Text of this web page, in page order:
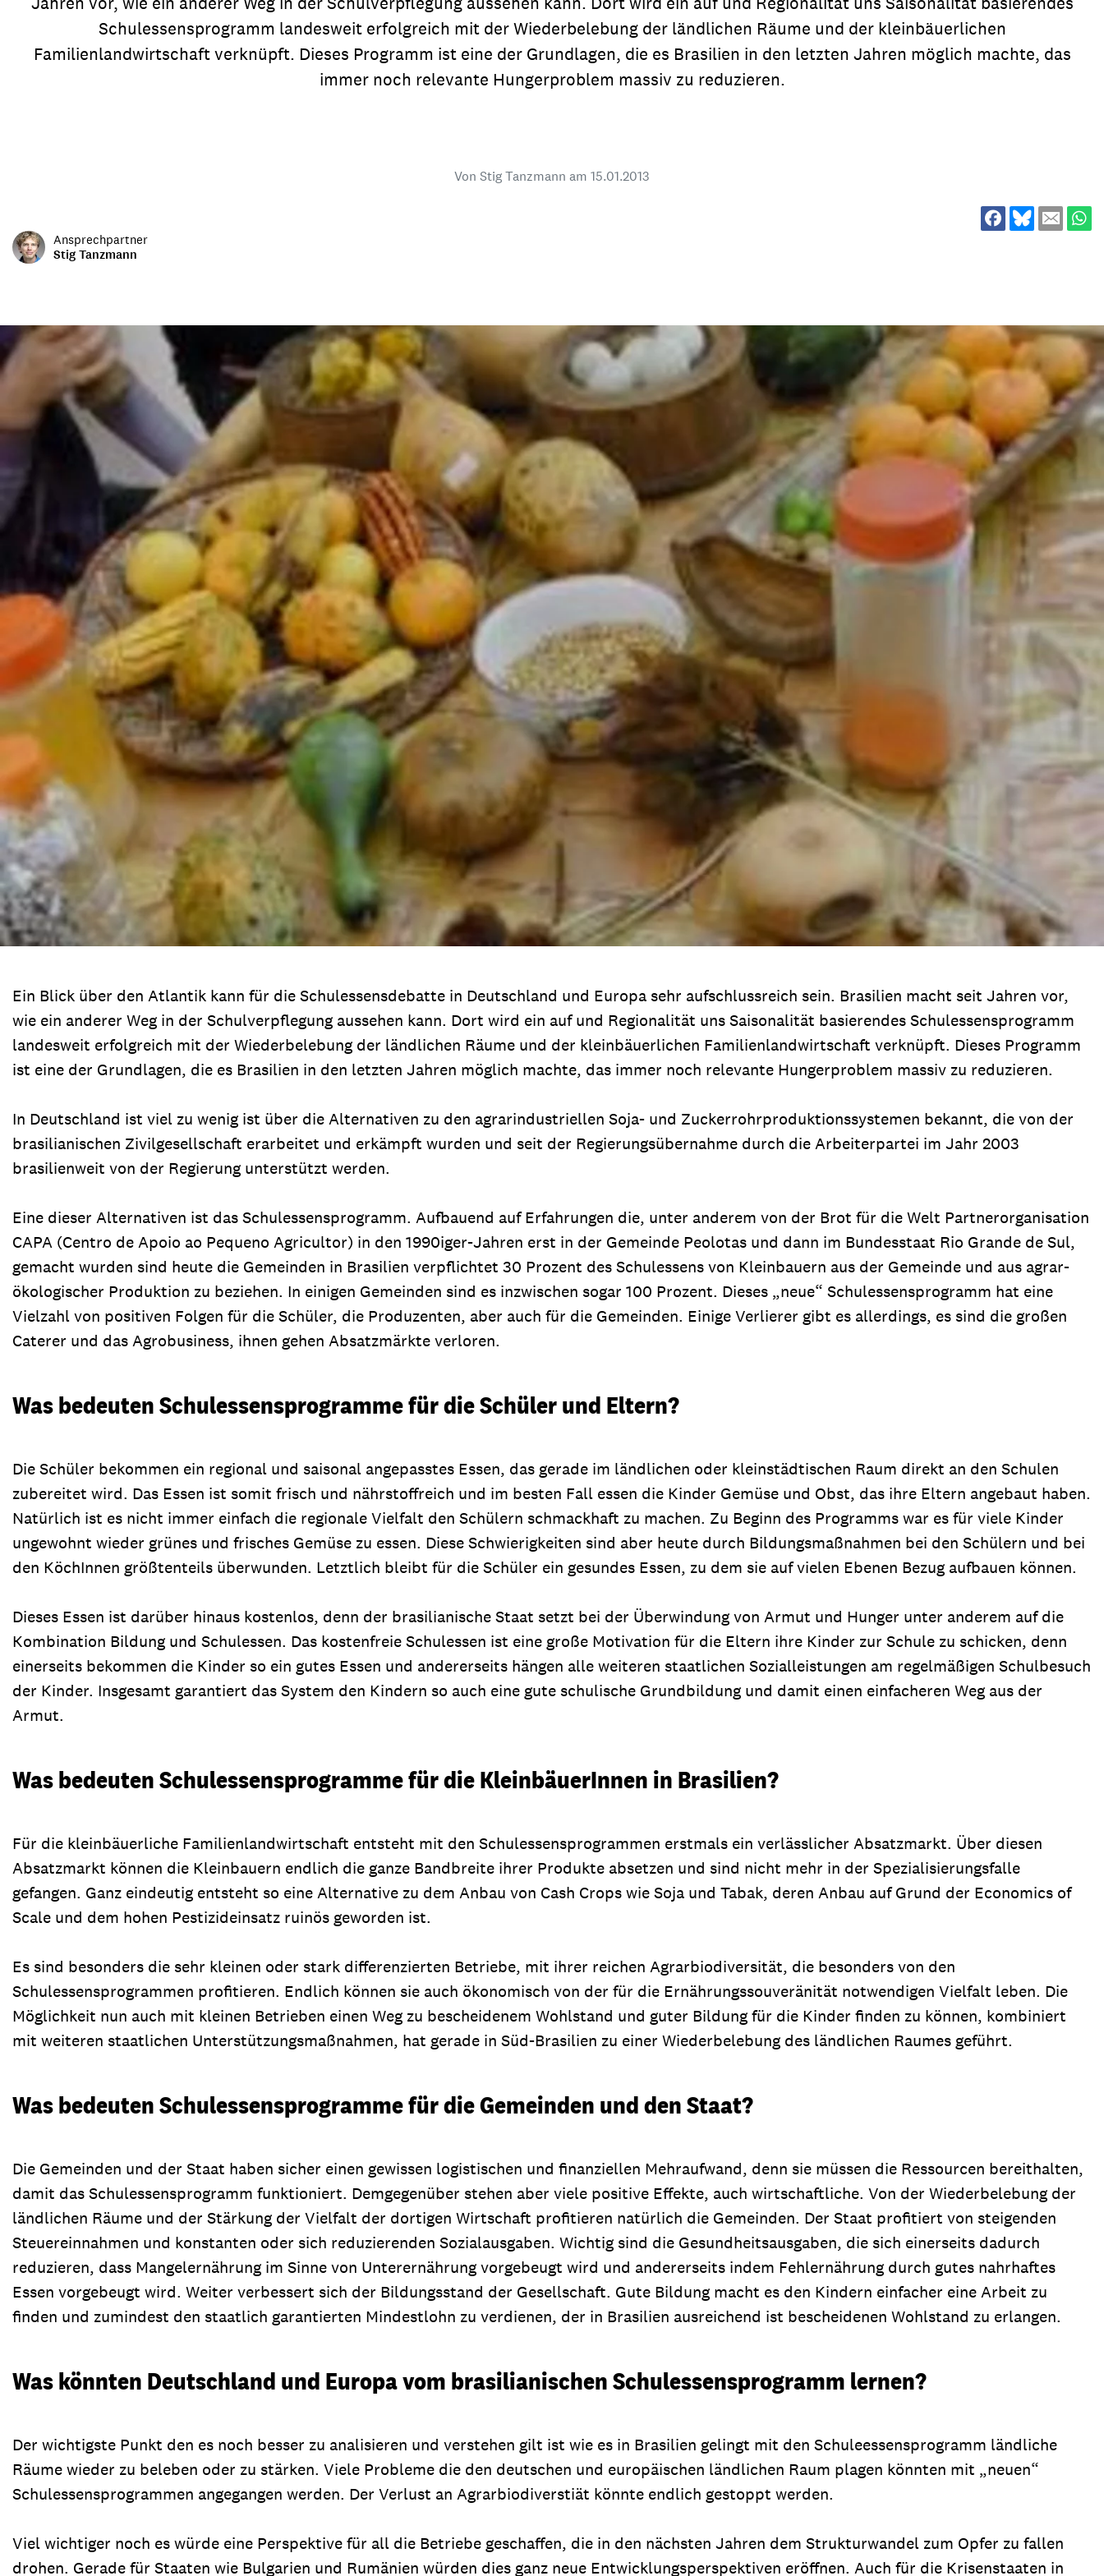
Transparenz & Jahresbericht
Stipendien
Klimawandel
Armut
Weitere Spendenmöglichkeiten
Geschenke
Inlandsförderung
Brot für die Welt-Jugend
Jugend & Konfirmation
Ehrenamt & Mitmachen
Regionale Kontakte
Projektmaterial
Schulessensprogramm landesweit erfolgreich mit der Wiederbelebung der ländlichen Räume und der kleinbäuerlichen
Familienlandwirtschaft verknüpft. Dieses Programm ist eine der Grundlagen, die es Brasilien in den letzten Jahren möglich machte, das
immer noch relevante Hungerproblem massiv zu reduzieren.
Von Stig Tanzmann am 15.01.2013
Ansprechpartner
Stig Tanzmann
Ein Blick über den Atlantik kann für die Schulessensdebatte in Deutschland und Europa sehr aufschlussreich sein. Brasilien macht seit Jahren vor,
wie ein anderer Weg in der Schulverpflegung aussehen kann. Dort wird ein auf und Regionalität uns Saisonalität basierendes Schulessensprogramm
landesweit erfolgreich mit der Wiederbelebung der ländlichen Räume und der kleinbäuerlichen Familienlandwirtschaft verknüpft. Dieses Programm
ist eine der Grundlagen, die es Brasilien in den letzten Jahren möglich machte, das immer noch relevante Hungerproblem massiv zu reduzieren.
In Deutschland ist viel zu wenig ist über die Alternativen zu den agrarindustriellen Soja- und Zuckerrohrproduktionssystemen bekannt, die von der
brasilianischen Zivilgesellschaft erarbeitet und erkämpft wurden und seit der Regierungsübernahme durch die Arbeiterpartei im Jahr 2003
brasilienweit von der Regierung unterstützt werden.
Eine dieser Alternativen ist das Schulessensprogramm. Aufbauend auf Erfahrungen die, unter anderem von der Brot für die Welt Partnerorganisation
CAPA (Centro de Apoio ao Pequeno Agricultor) in den 1990iger-Jahren erst in der Gemeinde Peolotas und dann im Bundesstaat Rio Grande de Sul,
gemacht wurden sind heute die Gemeinden in Brasilien verpflichtet 30 Prozent des Schulessens von Kleinbauern aus der Gemeinde und aus agrar-
ökologischer Produktion zu beziehen. In einigen Gemeinden sind es inzwischen sogar 100 Prozent. Dieses „neue“ Schulessensprogramm hat eine
Vielzahl von positiven Folgen für die Schüler, die Produzenten, aber auch für die Gemeinden. Einige Verlierer gibt es allerdings, es sind die großen
Caterer und das Agrobusiness, ihnen gehen Absatzmärkte verloren.
Was bedeuten Schulessensprogramme für die Schüler und Eltern?
Die Schüler bekommen ein regional und saisonal angepasstes Essen, das gerade im ländlichen oder kleinstädtischen Raum direkt an den Schulen
zubereitet wird. Das Essen ist somit frisch und nährstoffreich und im besten Fall essen die Kinder Gemüse und Obst, das ihre Eltern angebaut haben.
Natürlich ist es nicht immer einfach die regionale Vielfalt den Schülern schmackhaft zu machen. Zu Beginn des Programms war es für viele Kinder
ungewohnt wieder grünes und frisches Gemüse zu essen. Diese Schwierigkeiten sind aber heute durch Bildungsmaßnahmen bei den Schülern und bei
den KöchInnen größtenteils überwunden. Letztlich bleibt für die Schüler ein gesundes Essen, zu dem sie auf vielen Ebenen Bezug aufbauen können.
Dieses Essen ist darüber hinaus kostenlos, denn der brasilianische Staat setzt bei der Überwindung von Armut und Hunger unter anderem auf die
Kombination Bildung und Schulessen. Das kostenfreie Schulessen ist eine große Motivation für die Eltern ihre Kinder zur Schule zu schicken, denn
einerseits bekommen die Kinder so ein gutes Essen und andererseits hängen alle weiteren staatlichen Sozialleistungen am regelmäßigen Schulbesuch
der Kinder. Insgesamt garantiert das System den Kindern so auch eine gute schulische Grundbildung und damit einen einfacheren Weg aus der
Armut.
Was bedeuten Schulessensprogramme für die KleinbäuerInnen in Brasilien?
Für die kleinbäuerliche Familienlandwirtschaft entsteht mit den Schulessensprogrammen erstmals ein verlässlicher Absatzmarkt. Über diesen
Absatzmarkt können die Kleinbauern endlich die ganze Bandbreite ihrer Produkte absetzen und sind nicht mehr in der Spezialisierungsfalle
gefangen. Ganz eindeutig entsteht so eine Alternative zu dem Anbau von Cash Crops wie Soja und Tabak, deren Anbau auf Grund der Economics of
Scale und dem hohen Pestizideinsatz ruinös geworden ist.
Es sind besonders die sehr kleinen oder stark differenzierten Betriebe, mit ihrer reichen Agrarbiodiversität, die besonders von den
Schulessensprogrammen profitieren. Endlich können sie auch ökonomisch von der für die Ernährungssouveränität notwendigen Vielfalt leben. Die
Möglichkeit nun auch mit kleinen Betrieben einen Weg zu bescheidenem Wohlstand und guter Bildung für die Kinder finden zu können, kombiniert
mit weiteren staatlichen Unterstützungsmaßnahmen, hat gerade in Süd-Brasilien zu einer Wiederbelebung des ländlichen Raumes geführt.
Was bedeuten Schulessensprogramme für die Gemeinden und den Staat?
Die Gemeinden und der Staat haben sicher einen gewissen logistischen und finanziellen Mehraufwand, denn sie müssen die Ressourcen bereithalten,
damit das Schulessensprogramm funktioniert. Demgegenüber stehen aber viele positive Effekte, auch wirtschaftliche. Von der Wiederbelebung der
ländlichen Räume und der Stärkung der Vielfalt der dortigen Wirtschaft profitieren natürlich die Gemeinden. Der Staat profitiert von steigenden
Steuereinnahmen und konstanten oder sich reduzierenden Sozialausgaben. Wichtig sind die Gesundheitsausgaben, die sich einerseits dadurch
reduzieren, dass Mangelernährung im Sinne von Unterernährung vorgebeugt wird und andererseits indem Fehlernährung durch gutes nahrhaftes
Essen vorgebeugt wird. Weiter verbessert sich der Bildungsstand der Gesellschaft. Gute Bildung macht es den Kindern einfacher eine Arbeit zu
finden und zumindest den staatlich garantierten Mindestlohn zu verdienen, der in Brasilien ausreichend ist bescheidenen Wohlstand zu erlangen.
Was könnten Deutschland und Europa vom brasilianischen Schulessensprogramm lernen?
Der wichtigste Punkt den es noch besser zu analisieren und verstehen gilt ist wie es in Brasilien gelingt mit den Schuleessensprogramm ländliche
Räume wieder zu beleben oder zu stärken. Viele Probleme die den deutschen und europäischen ländlichen Raum plagen könnten mit „neuen“
Schulessensprogrammen angegangen werden. Der Verlust an Agrarbiodiverstiät könnte endlich gestoppt werden.
Viel wichtiger noch es würde eine Perspektive für all die Betriebe geschaffen, die in den nächsten Jahren dem Strukturwandel zum Opfer zu fallen
drohen. Gerade für Staaten wie Bulgarien und Rumänien würden dies ganz neue Entwicklungsperspektiven eröffnen. Auch für die Krisenstaaten in